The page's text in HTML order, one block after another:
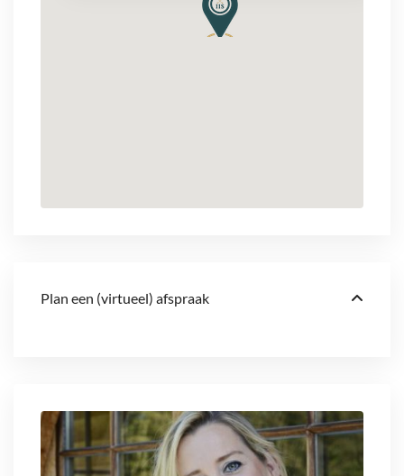
Plan een (virtueel) afspraak